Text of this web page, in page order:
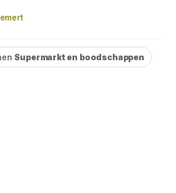
Supermarkt en boodschappen